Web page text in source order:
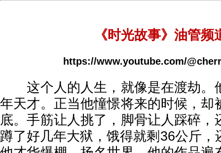
《时光故事》油管频
https://www.youtube.com/
这个人的人生，就像是在渡劫。
年天才。正当他憧憬将来的时候，却
底。手筋让人挑了，脚骨让人踩碎，
蹲了好几年大狱，饿得就剩36公斤，